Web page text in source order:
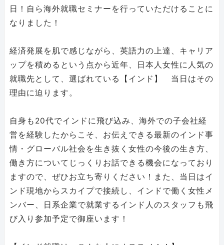
日！自ら海外就職セミナーを行っていただけることに
なりました！
経済発展を肌で感じながら、英語力の上達、キャリア
ップを積めるという点から近年、日本人女性に人気の
就職先として、選ばれている【インド】 当日はその
理由に迫ります。
自身も20代でインドに飛び込み、海外での子会社経
営を経験したからこそ、お伝えできる最新のインド事
情・グローバル社会を生き抜く女性の今後の生き方、
働き方についてじっくりお話できる機会になっており
ますので、ぜひお立ち寄りください！また、当日はイ
ンド現地からスカイプで接続し、インドで働く女性メ
ンバー、日系企業で就業するインド人のスタッフも飛
び入り参加予定で御座います！